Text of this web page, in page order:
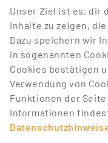
LINKS
SONSTIGES
SERVICE
Unser Ziel ist es, dir
Inhalte zu zeigen,
Dazu speichern wir
in sogenannten
Cookies bestätigen
Verwendung von
Funktionen der
Informationen